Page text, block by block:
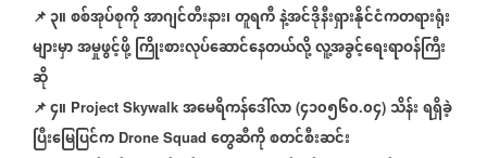
📌၃။စစ်အုပ်စုကိုအာဂျင်တီးနား၊တူရကီနဲ့အင်ဒိုနီးရှားနိုင်ငံကတရားရုံး
များမှာအမှုဖွင့်ဖို့ကြိုးစားလုပ်ဆောင်နေတယ်လို့လူ့အခွင့်ရေးရာဝန်ကြီး
ဆို
📌၄။ Project Skywalk အမေရိကန်ဒေါ်လာ (၄၁၀၅၆၀.၀၄) သိန်းရရှိခဲ့
ပြီးမြေပြင်က Drone Squad ​ တွေဆီကိုစတင်စီးဆင်း